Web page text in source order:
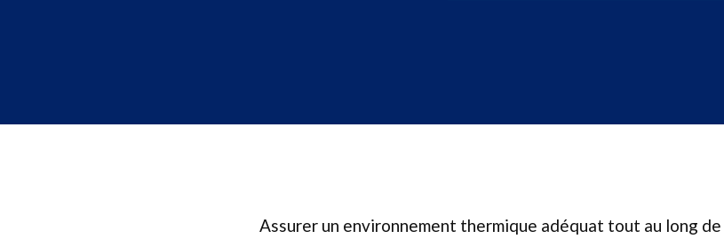
Assurer un environnement thermique adéquat tout au long